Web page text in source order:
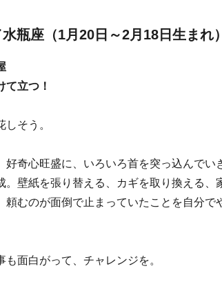
瓶座（1月20日～2月18日生まれ）
て立つ！
そう。
好奇心旺盛に、いろいろ首を突っ込んでい
。壁紙を張り替える、カギを取り換える
頼むのが面倒で止まっていたことを自分で
面白がって、チャレンジを。